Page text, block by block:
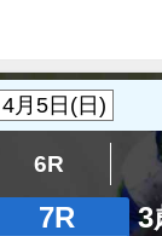
6R
7R 3